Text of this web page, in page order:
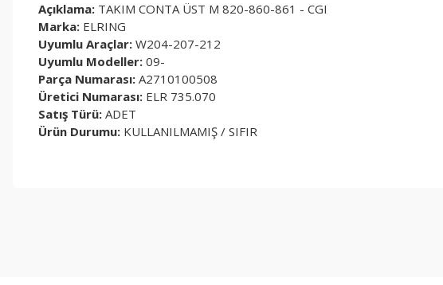
Açıklama: TAKIM CONTA ÜST M 820-860-861 - CGI
Marka: ELRING
Uyumlu Araçlar: W204-207-212
Uyumlu Modeller: 09-
Parça Numarası: A2710100508
Üretici Numarası: ELR 735.070
Satış Türü: ADET
Ürün Durumu: KULLANILMAMIŞ / SIFIR